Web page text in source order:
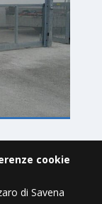
cookie
di Savena